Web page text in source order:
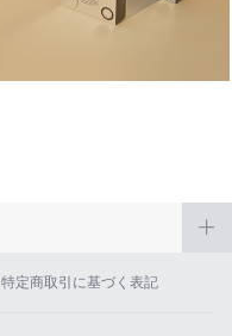
特定商取引に基づく表記